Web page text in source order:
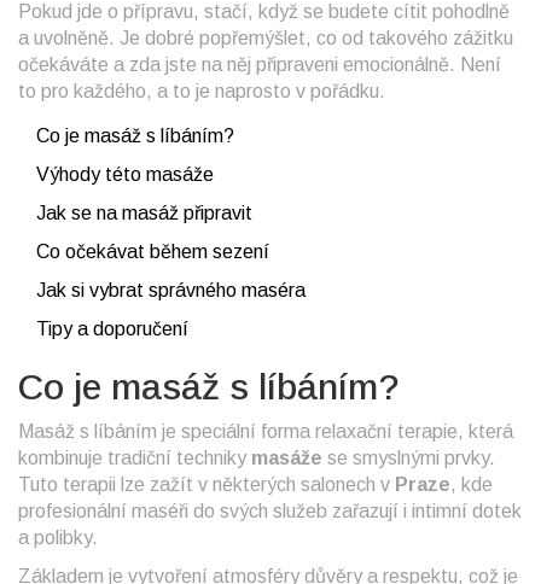
Pokud jde o přípravu, stačí, když se budete cítit pohodlně
a uvolněně. Je dobré popřemýšlet, co od takového zážitku
očekáváte a zda jste na něj připraveni emocionálně. Není
to pro každého, a to je naprosto v pořádku.
Co je masáž s líbáním?
Výhody této masáže
Jak se na masáž připravit
Co očekávat během sezení
Jak si vybrat správného maséra
Tipy a doporučení
Co je masáž s líbáním?
Masáž s líbáním je speciální forma relaxační terapie, která
kombinuje tradiční techniky masáže se smyslnými prvky.
Tuto terapii lze zažít v některých salonech v Praze, kde
profesionální maséři do svých služeb zařazují i intimní dotek
a polibky.
Základem je vytvoření atmosféry důvěry a respektu, což je